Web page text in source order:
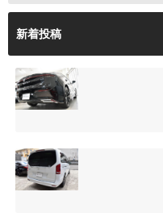
新着投稿
【施工事例】クラ
ウンクロスオーバ
ーの黒を輝かせ